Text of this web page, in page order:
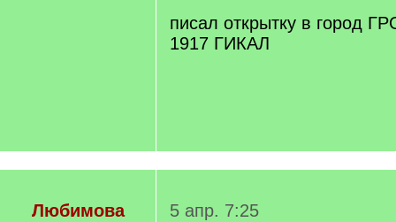
писал открытку в город
1917 ГИКАЛ
Любимова
5 апр. 7:25